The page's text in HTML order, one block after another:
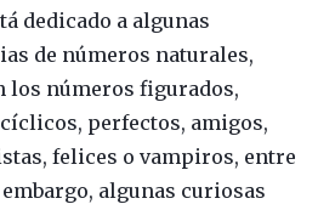
dedicado a algunas
de números naturales,
los números figurados,
perfectos, amigos,
felices o vampiros, entre
algunas curiosas